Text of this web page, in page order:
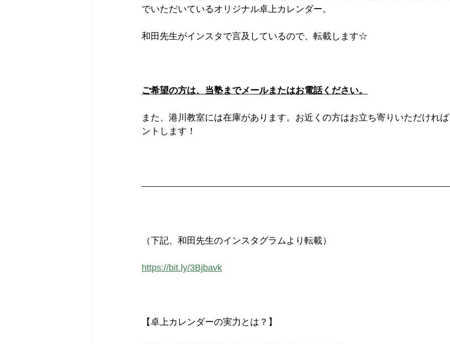
でいただいているオリジナル卓上カレンダー。
和田先生がインスタで言及しているので、転載します☆
ご希望の方は、当塾までメールまたはお電話ください。
また、港川教室には在庫があります。お近くの方はお立ち寄りいただけれ
ントします！
（下記、和田先生のインスタグラムより転載）
https://bit.ly/3Bjbavk
【卓上カレンダーの実力とは？】